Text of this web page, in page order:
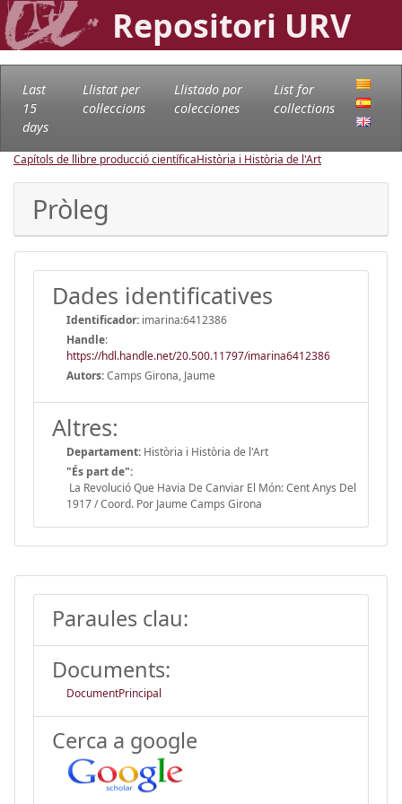
Repositori URV
Last
15
days
Llistat per
col·leccions
Llistado por
colecciones
List for
collections
Capítols de llibre producció científicaHistòria i Història de l'Art
Pròleg
Dades identificatives
Identificador: imarina:6412386
Handle:
https://hdl.handle.net/20.500.11797/imarina6412386
Autors:Camps Girona, Jaume
Altres:
Departament: Història i Història de l'Art
"És part de":
La Revolució Que Havia De Canviar El Món: Cent Anys Del
1917 / Coord. Por Jaume Camps Girona
Paraules clau:
Documents:
DocumentPrincipal
Cerca a google